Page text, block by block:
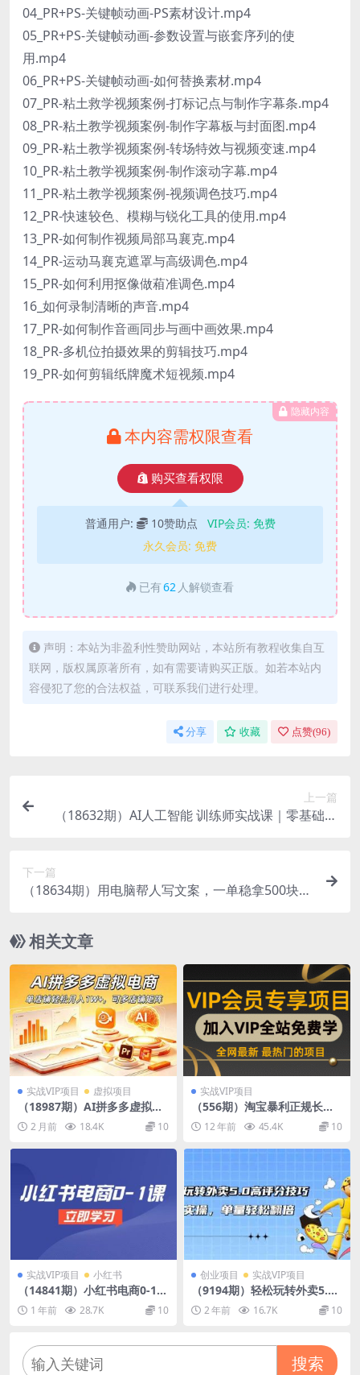
04_PR+PS-关键帧动画-PS素材设计.mp4
05_PR+PS-关键帧动画-参数设置与嵌套序列的使
用.mp4
06_PR+PS-关键帧动画-如何替换素材.mp4
07_PR-粘土救学视频案例-打标记点与制作字幕条.mp4
08_PR-粘土教学视频案例-制作字幕板与封面图.mp4
09_PR-粘土教学视频案例-转场特效与视频变速.mp4
10_PR-粘土教学视频案例-制作滚动字幕.mp4
11_PR-粘土教学视频案例-视频调色技巧.mp4
12_PR-快速较色、模糊与锐化工具的使用.mp4
13_PR-如何制作视频局部马襄克.mp4
14_PR-运动马襄克遮罩与高级调色.mp4
15_PR-如何利用抠像做葙准调色.mp4
16_如何录制清晰的声音.mp4
17_PR-如何制作音画同步与画中画效果.mp4
18_PR-多机位拍摄效果的剪辑技巧.mp4
19_PR-如何剪辑纸牌魔术短视频.mp4
隐藏内容
本内容需权限查看
购买查看权限
普通用户: 10赞助点 VIP会员: 免费
永久会员: 免费
已有62 人解锁查看
声明：本站为非盈利性赞助网站，本站所有教程收集自互
联网，版权属原著所有，如有需要请购买正版。如若本站内
容侵犯了您的合法权益，可联系我们进行处理。
分享 收藏 点赞(96)
上一篇
（18632期）AI人工智能 训练师实战课｜零基础入
下一篇
（18634期）用电脑帮人写文案，一单稳拿500块，
相关文章
实战VIP项目 虚拟项目
（18987期）AI拼多多虚拟电
商，单店铺轻松月入1W+，可
多店铺矩阵
2 月前 18.4K 10
实战VIP项目
（556期）淘宝暴利正规长期
类项目: 操作某系统激活工
具，无本月收入20000+(附工
12 年前 45.4K 10
实战VIP项目 小红书
（14841期）小红书电商0-1
课，开店选品全流程，多平台
素材处理与爆款笔记制作
1 年前 28.7K 10
创业项目 实战VIP项目
（9194期）轻松玩转外卖5.0
高评分技巧，超详实操，单量
轻松翻倍（21节视频课）
2 年前 16.7K 10
搜索